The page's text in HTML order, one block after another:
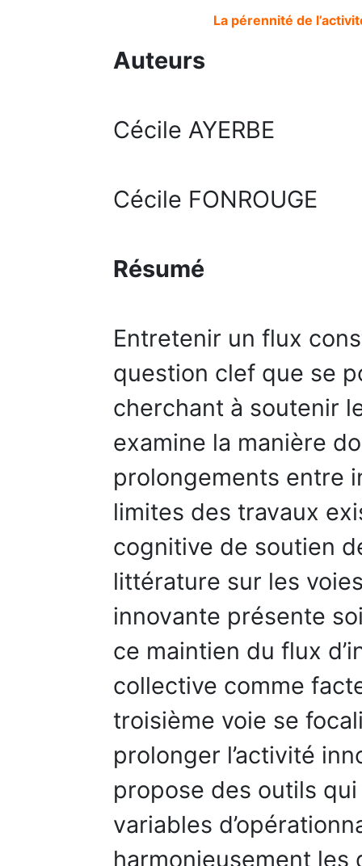
La pérennité de
Auteurs
Cécile AYERBE
Cécile FONROUGE
Résumé
Entretenir un flux
question clef que se
cherchant à soutenir
examine la manière
prolongements entre
limites des travaux
cognitive de soutien
littérature sur les
innovante présente
ce maintien du flux
collective comme
troisième voie se
prolonger l’activité
propose des outils
variables
harmonieusement